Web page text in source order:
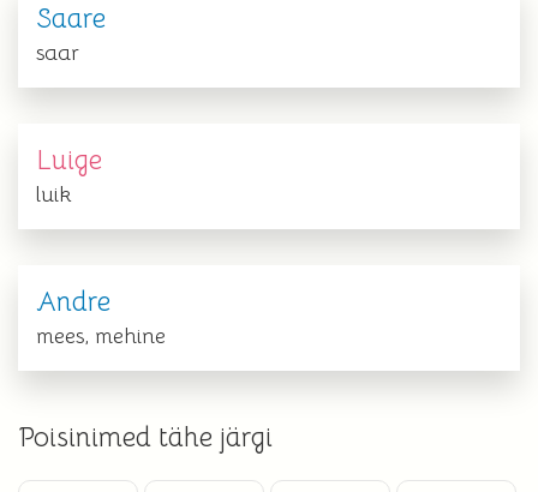
Saare
saar
Luige
luik
Andre
mees, mehine
Poisinimed tähe järgi